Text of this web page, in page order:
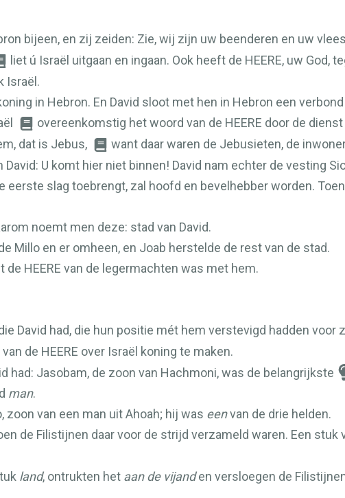
bijeen, en zij zeiden: Zie, wij zijn uw beenderen en uw
liet ú Israël uitgaan en ingaan. Ook heeft de HEERE, uw God,
Israël.
in Hebron. En David sloot met hen in Hebron een
overeenkomstig het woord van de HEERE door de
dat is Jebus,
want daar waren de Jebusieten, de
U komt hier niet binnen! David nam echter de vesting
eerste slag toebrengt, zal hoofd en bevelhebber worden.
noemt men deze: stad van David.
Millo en er omheen, en Joab herstelde de rest van de stad.
de HEERE van de legermachten was met hem.
David had, die hun positie mét hem verstevigd hadden voor
de HEERE over Israël koning te maken.
had: Jasobam, de zoon van Hachmoni, was de belangrijkste
man.
zoon van een man uit Ahoah; hij was eenvan de drie helden.
de Filistijnen daar voor de strijd verzameld waren. Een stuk
land, ontrukten het aan de vijanden versloegen de